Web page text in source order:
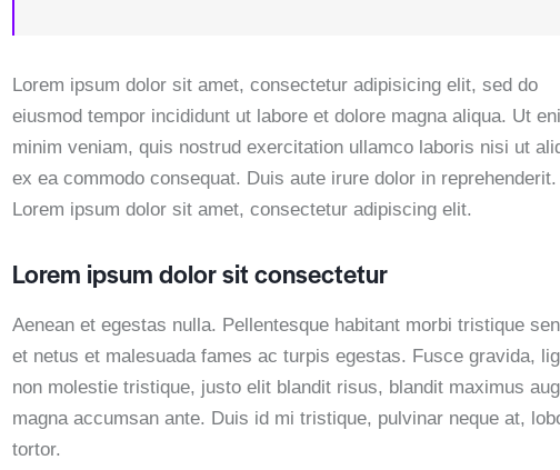
Lorem ipsum dolor sit amet, consectetur adipisicing elit, sed do
eiusmod tempor incididunt ut labore et dolore magna aliqua. Ut
minim veniam, quis nostrud exercitation ullamco laboris nisi ut
ex ea commodo consequat. Duis aute irure dolor in reprehenderit.
Lorem ipsum dolor sit amet, consectetur adipiscing elit.
Lorem ipsum dolor sit consectetur
Aenean et egestas nulla. Pellentesque habitant morbi tristique
et netus et malesuada fames ac turpis egestas. Fusce gravida,
non molestie tristique, justo elit blandit risus, blandit maximus
magna accumsan ante. Duis id mi tristique, pulvinar neque at,
tortor.